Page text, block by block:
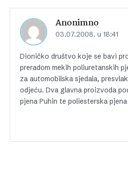
Anonimno
03.07.2008. u 18:41
Dioničko društvo koje se bavi
preradom mekih poliuretanskih
za automobilska sjedala,
odjeću. Dva glavna proizvoda
pjena Puhin te poliesterska